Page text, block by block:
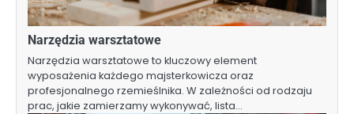
Narzędzia warsztatowe
Narzędzia warsztatowe to kluczowy element
wyposażenia każdego majsterkowicza oraz
profesjonalnego rzemieślnika. W zależności od rodzaju
prac, jakie zamierzamy wykonywać, lista…